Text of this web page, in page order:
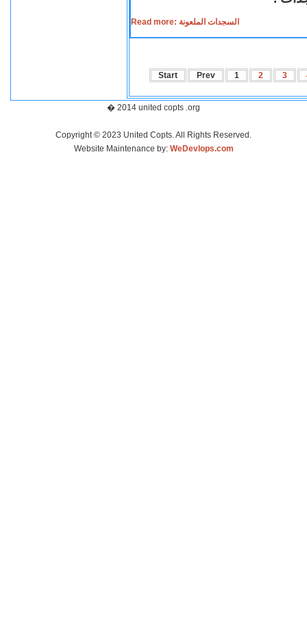
Read more: السجدات الملعونة
Start Prev 1 2 3
� 2014 united copts .org
Copyright © 2023 United Copts. All Rights Reserved.
Website Maintenance by: WeDevlops.com